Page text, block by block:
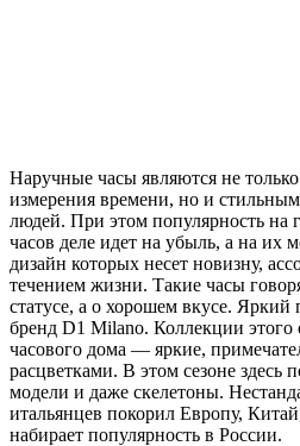
Наручные часы являются не
измерения времени, но и
людей. При этом популярность на
часов деле идет на убыль, а на их
дизайн которых несет новизну,
течением жизни. Такие часы
статусе, а о хорошем вкусе.
бренд D1 Milano. Коллекции этого
часового дома — яркие,
расцветками. В этом сезоне здесь
модели и даже скелетоны.
итальянцев покорил Европу,
набирает популярность в России.